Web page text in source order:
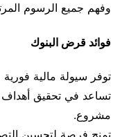
وفهم جميع الرسوم
فوائد قرض البنوك
توفر سيولة مالية فورية
تساعد في تحقيق
مشروع.
تمنح فرصة لتحسين